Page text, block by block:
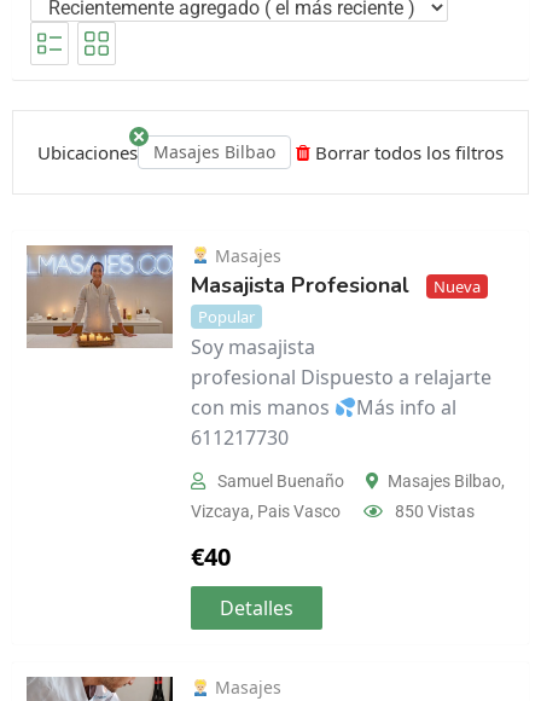
Ubicaciones Masajes Bilbao Borrar todos los filtros
Masajes
Masajista Profesional
Nueva
Popular
Soy masajista
profesional Dispuesto a relajarte
con mis manos
Más info al
611217730
Samuel Buenaño Masajes Bilbao,
Vizcaya, Pais Vasco 850 Vistas
€40
Detalles
Masajes